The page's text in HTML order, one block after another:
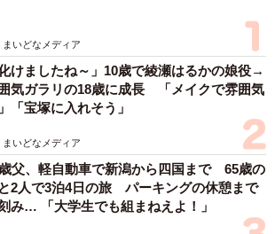
まいどなメディア
化けましたね～」10歳で綾瀬はるかの娘役→
気ガラリの18歳に成長 「メイクで雰囲気
「宝塚に入れそう」
まいどなメディア
父、軽自動車で新潟から四国まで 65歳の
2人で3泊4日の旅 パーキングの休憩まで
み… 「大学生でも組まねえよ！」